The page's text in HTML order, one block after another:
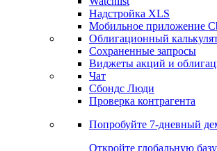
Получить доступ
Инструментарий
Портфель
Watchlist
Надстройка XLS
Мобильное приложение
Облигационный
Сохраненные запросы
Виджеты акций и
Чат
Сбондс Люди
Проверка контрагента